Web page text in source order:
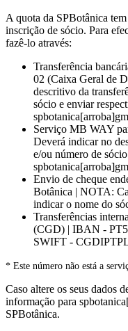
A quota da SPBotânica
inscrição de sócio. Para
fazê-lo através:
Transferência
02 (Caixa Geral de
descritivo da
sócio e enviar
Serviço MB WAY
Deverá indicar no
e/ou número de
Envio de cheque
Botânica | NOTA:
indicar o nome do
Transferências
(CGD) | IBAN -
SWIFT -
* Este número não está a
Caso altere os seus dados
informação para
SPBotânica.